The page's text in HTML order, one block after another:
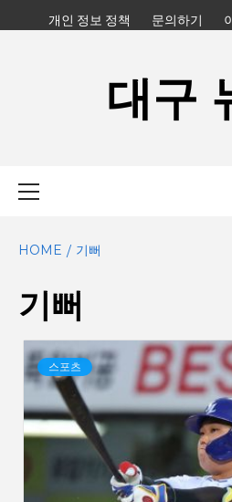
to
개인 정보 정책 문의하기
대구
HOME 기뻐
기뻐
스포츠